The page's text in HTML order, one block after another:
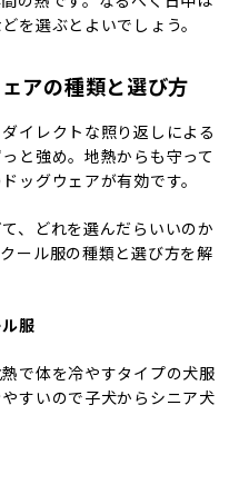
を選ぶとよいでしょう。
アの種類と選び方
イレクトな照り返しによる
と強め。地熱からも守って
ッグウェアが有効です。
、どれを選んだらいいのか
ール服の種類と選び方を解
服
で体を冷やすタイプの犬服
すいので子犬からシニア犬